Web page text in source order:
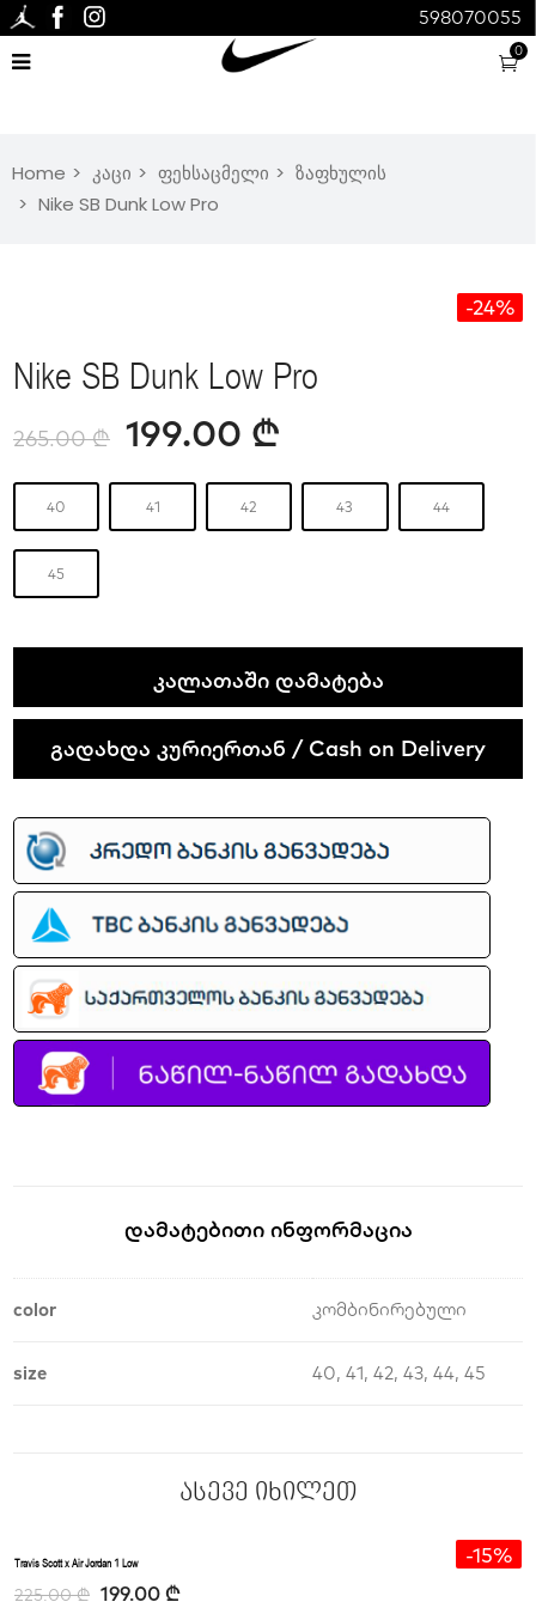
0
598070055
Home კაცი ფეხსაცმელი
ზაფხულის
Nike SB Dunk Low Pro
-24%
Nike SB Dunk Low Pro
265.00₾ 199.00 ₾
40 41 42 43 44
45
Dunk
Pro
quantity
ᲙᲐᲚᲐᲗᲐᲨᲘ ᲓᲐᲛᲐᲢᲔᲑᲐ
გადახდა კურიერთან / Cash on Delivery
Დამატებითი Ინფორმაცია
color კომბინირებული
size 40, 41, 42, 43, 44, 45
ასევე იხილეთ
Travis Scott x Air Jordan 1 Low
225.00₾ 199.00 ₾
-15%